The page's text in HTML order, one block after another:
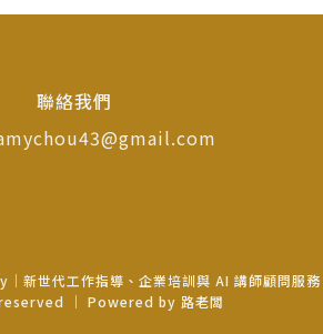
國際
聯絡我們
｜新世代工作指導、企業培訓與 AI 講師顧問服務
｜ Powered by 路老闆